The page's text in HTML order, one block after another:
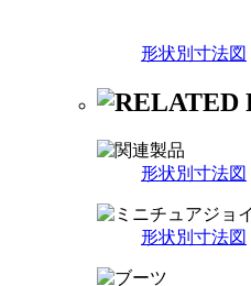
形状別寸法図
形状別寸法図
形状別寸法図